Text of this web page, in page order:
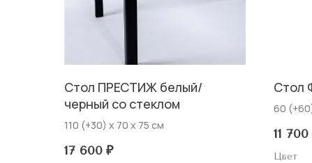
Стол ПРЕСТИЖ белый/
черный со стеклом
110 (+30) х 70 х 75 см
17 600 ₽
Стол
60
11 700
Цвет